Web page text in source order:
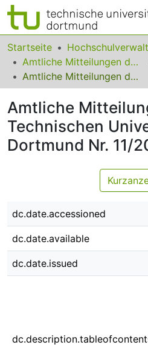
Bereiche & Sammlungen
Das gesamte Repositorium
FAQ
Leitlinien
Zurück zur Startseite
Startseite
Amtliche Mitteilungen der Technischen Universität Dortmund
Amtliche Mitteilungen der Technischen Universität Dortmund Nr. 11/2023
Amtliche
Technischen
Dortmund Nr. 11/
dc.date.accessioned
dc.date.available
dc.date.issued